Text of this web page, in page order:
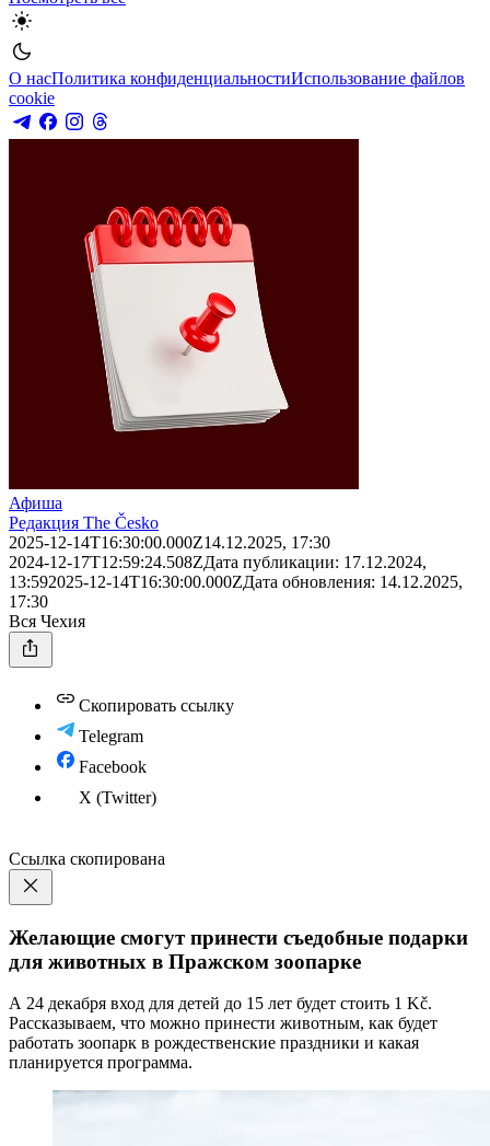
О насПолитика конфиденциальностиИспользование файлов
cookie
Афиша
Редакция The Česko
2025-12-14T16:30:00.000Z14.12.2025, 17:30
2024-12-17T12:59:24.508ZДата публикации: 17.12.2024,
13:592025-12-14T16:30:00.000ZДата обновления: 14.12.2025,
17:30
Вся Чехия
Скопировать ссылку
Telegram
Facebook
X (Twitter)
Ссылка скопирована
Желающие смогут принести съедобные подарки
для животных в Пражском зоопарке
А 24 декабря вход для детей до 15 лет будет стоить 1 Kč.
Рассказываем, что можно принести животным, как будет
работать зоопарк в рождественские праздники и какая
планируется программа.